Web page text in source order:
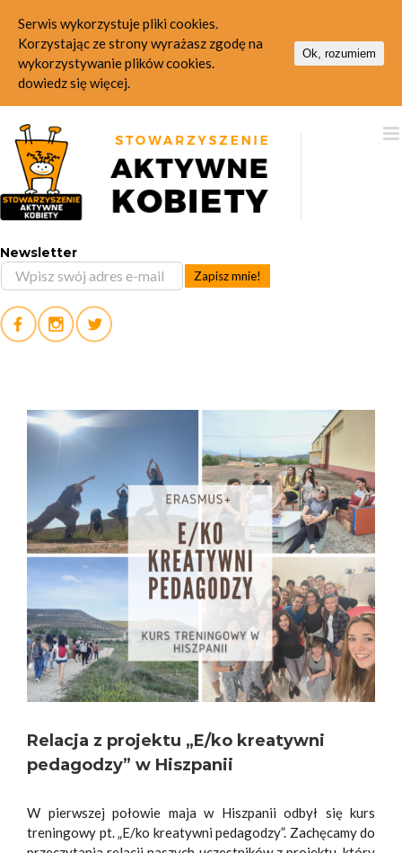
content
Newsletter
View
Larger
Relacja z projektu „E/ko kreatywni
pedagodzy” w Hiszpanii
W pierwszej połowie maja w Hiszpanii odbył się kurs
treningowy pt. „E/ko kreatywni pedagodzy”. Zachęcamy do
Serwis wykorzystuje pliki cookies.
Korzystając ze strony wyrażasz zgodę na
wykorzystywanie plików cookies.
dowiedz się więcej.
Ok, rozumiem